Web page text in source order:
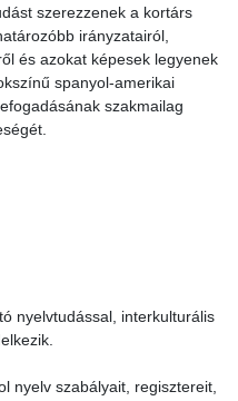
szerezzenek a kortárs
irányzatairól,
és azokat képesek legyenek
spanyol-amerikai
szakmailag
nyelvtudással, interkulturális
nyelv szabályait, regisztereit,